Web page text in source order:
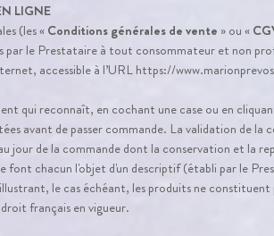
LIGNE
(les «Conditions générales de vente » ou «
par le Prestataire à tout consommateur et non
accessible à l’URLhttps://
qui reconnaît, en cochant une case ou en
avant de passer commande. La validation de
jour de la commande dont la conservation et la
font chacun l'objet d'un descriptif (établi par le
le cas échéant, les produits ne
français en vigueur.